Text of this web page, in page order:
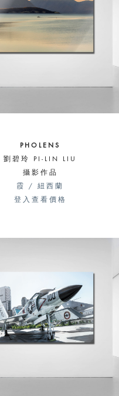
PHOLENS
劉碧玲 PI-LIN LIU
攝影作品
霞 / 紐西蘭
登入查看價格